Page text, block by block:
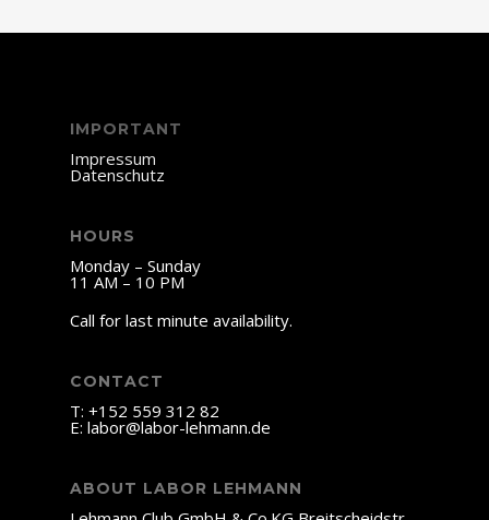
IMPORTANT
Impressum
Datenschutz
HOURS
Monday – Sunday
11 AM – 10 PM
Call for last minute availability.
CONTACT
T: +152 559 312 82
E: labor@labor-lehmann.de
ABOUT LABOR LEHMANN